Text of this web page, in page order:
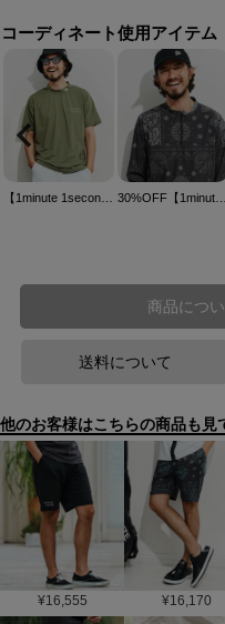
コーディネート使用アイテム
商品につ
送料について
他のお客様はこちらの商品も見
¥16,555 ¥16,170